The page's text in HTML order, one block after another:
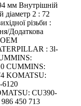
мм Внутрішній
діаметр 2 : 72
різьби :
Додаткова
OEM
: 3l-
CUMMINS:
KOMATSU:
6120
CU390-
450 713